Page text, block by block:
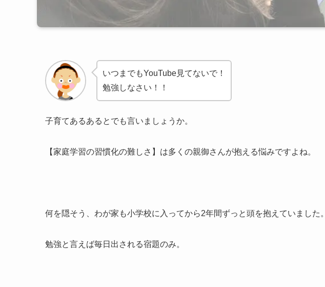
いつまでもYouTube見てないで！
勉強しなさい！！
子育てあるあるとでも言いましょうか。
【家庭学習の習慣化の難しさ】は多くの親御さんが抱える悩みですよね。
何を隠そう、わが家も小学校に入ってから2年間ずっと頭を抱えていました。
勉強と言えば毎日出される宿題のみ。